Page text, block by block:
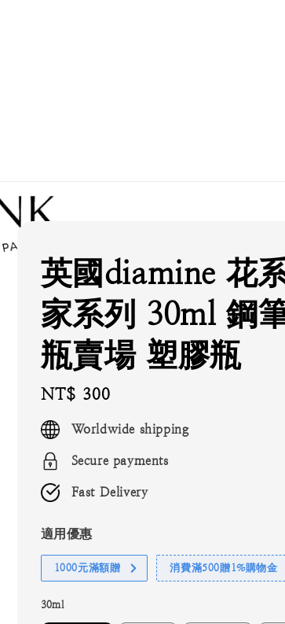
英國diamine 花
家系列 30ml 鋼
瓶賣場 塑膠瓶
Regular
price
NT$ 300
Worldwide shipping
Secure payments
Fast Delivery
適用優惠
1000元滿額贈 消費滿500贈1%購物金
30ml